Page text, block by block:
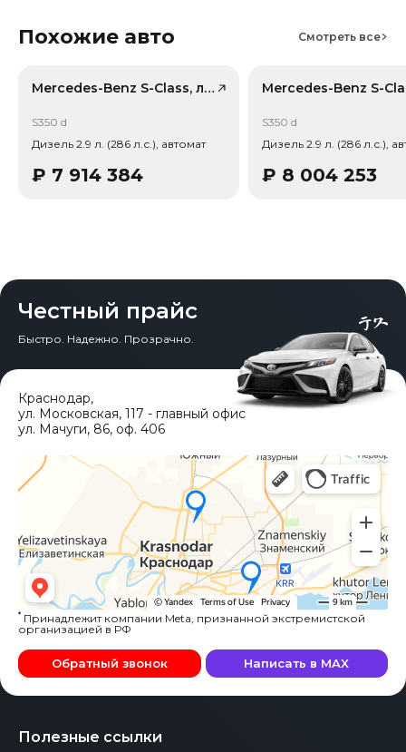
уточняйте при обращении. Гарантируем полную
рынка (che): текущая цена в КНР 7 875 865 ₽, прогноз
Примечание: прогноз актуален для внутреннего рынка
Тип привода: Полный привод (AWD).
Похожие авто Смотреть все
Mercedes-Benz S-Class, лот 42005661
S350 d
Дизель 2.9 л. (286 л.с.), автомат
₽ 7 914 384
S350 d
Дизель 2.9 л. (286 л.с.),
₽ 8 004 253
Честный прайс
Быстро. Надежно. Прозрачно.
Полезные ссылки
Краснодар,
ул. Московская, 117 - главный офис
ул. Мачуги, 86, оф. 406
* Принадлежит компании Meta, признанной экстремистской
организацией в РФ
Обратный звонок Написать в MAX